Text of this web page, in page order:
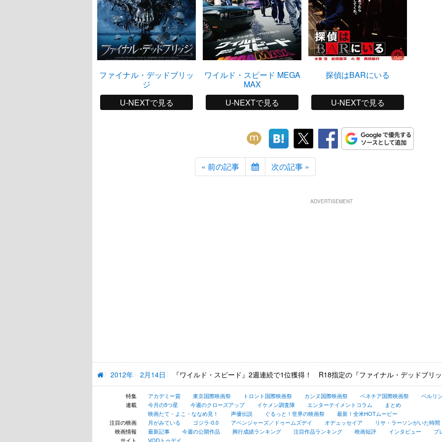
ファイナル・デッドブリッ
ジ
U-NEXTで見る
ワイルド・スピード MEGA
MAX
U-NEXTで見る
探偵はBARにいる
U-NEXTで見る
« 前の記事 次の記事 »
ADVERTISEMENT
2012年 2月14日 『ワイルド・スピード』2週連続で1位獲得！ R18指定の『ファイナル・デッドブリ
特集 アカデミー賞 東京国際映画祭 トロント国際映画祭 カンヌ国際映画祭 ベネチア国際映画祭 ベルリ
連載
今月の5つ星 今週のクローズアップ イケメン調査隊 エンターテイメントコラム
まとめ
映画たて・よこ・ななめ見！
声優伝説 ぐるっと！世界の映画祭
最新！全米HOTムービー
注目の映画
月がみている ゴジラ-0.0 アベンジャーズ／ドゥームズデイ オデュッセイア
リサ・ラーソンがいた時間
映画情報
最新記事 今週の公開作品 興行成績ランキング 注目作品ランキング 映画短評 インタビュー
プ
サイト
VODトゥデイ